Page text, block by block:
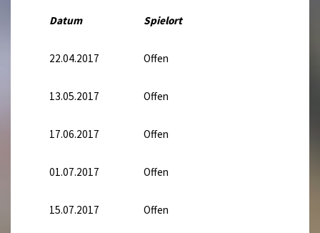
Datum Spielort
22.04.2017 Offen
13.05.2017 Offen
17.06.2017 Offen
01.07.2017 Offen
15.07.2017 Offen